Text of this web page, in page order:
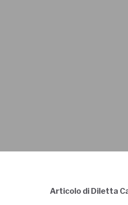
Articolo di Diletta